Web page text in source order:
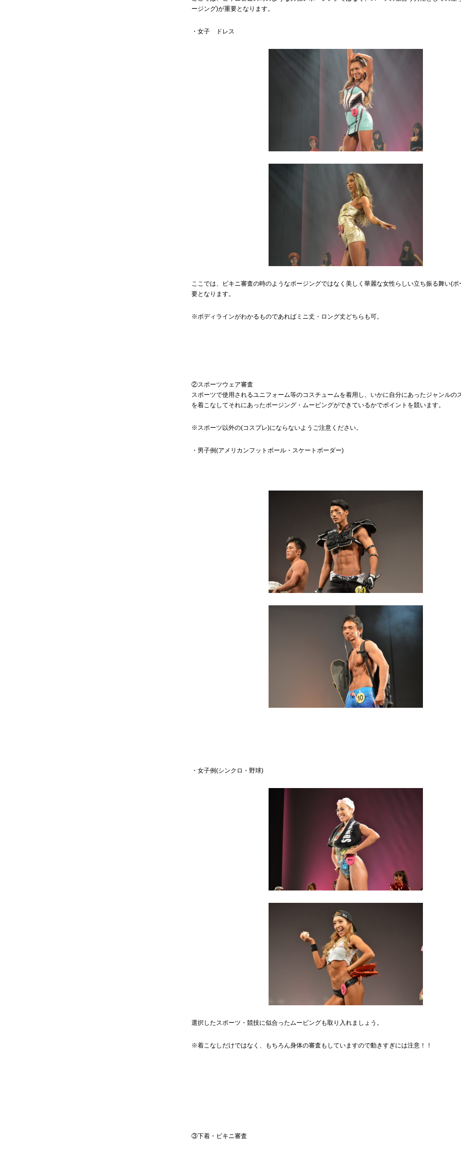
ージング)が重要となります。
・女子 ドレス
ここでは、ビキニ審査の時のようなポージングではなく美しく華麗な女性らしい立ち振る舞い(ポ
要となります。
※ボディラインがわかるものであればミニ丈・ロング丈どちらも可。
②スポーツウェア審査
スポーツで使用されるユニフォーム等のコスチュームを着用し、いかに自分にあったジャンルの
を着こなしてそれにあったポージング・ムービングができているかでポイントを競います。
※スポーツ以外の(コスプレ)にならないようご注意ください。
・男子例(アメリカンフットボール・スケートボーダー)
・女子例(シンクロ・野球)
選択したスポーツ・競技に似合ったムービングも取り入れましょう。
※着こなしだけではなく、もちろん身体の審査もしていますので動きすぎには注意！！
③下着・ビキニ審査